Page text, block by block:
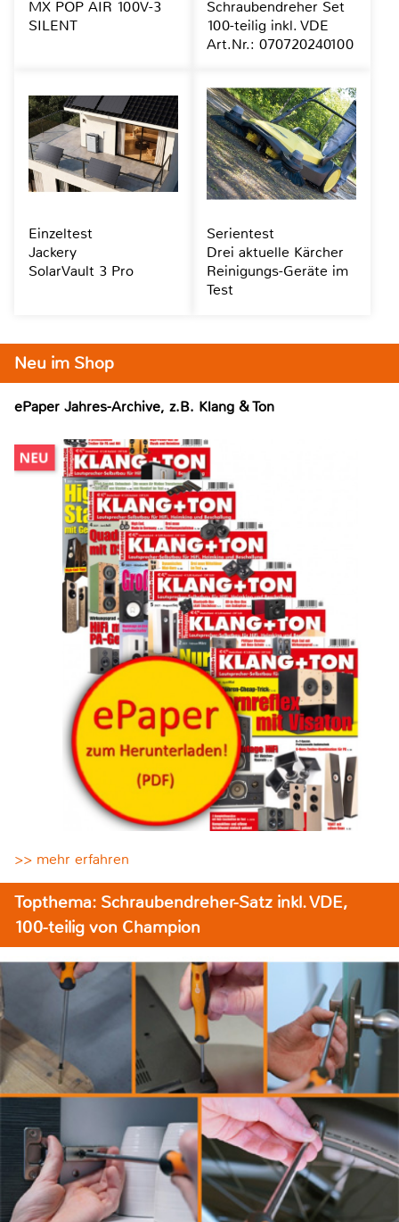
Neu im Shop
ePaper Jahres-Archive, z.B. Klang & Ton
>> mehr erfahren
Topthema: Schraubendreher-Satz inkl. VDE,
100-teilig von Champion
MX POP AIR 100V-3
SILENT
Schraubendreher Set
100-teilig inkl. VDE
Art.Nr.: 070720240100
Einzeltest
Jackery
SolarVault 3 Pro
Serientest
Drei aktuelle Kärcher
Reinigungs-Geräte im
Test